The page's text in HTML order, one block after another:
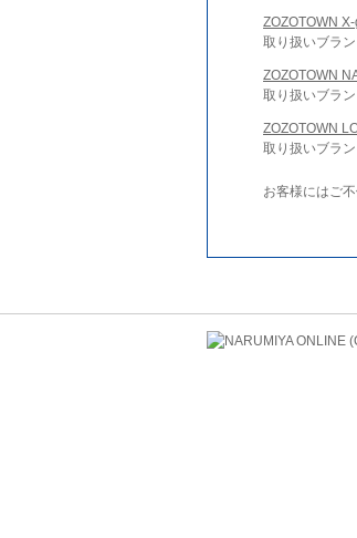
ZOZOTOWN
取り扱いブラ
ZOZOTOWN
取り扱いブラ
ZOZOTOWN
取り扱いブラ
お客様にはご